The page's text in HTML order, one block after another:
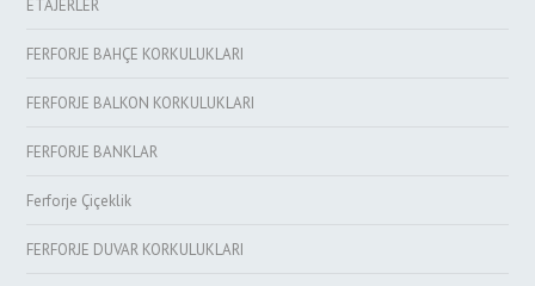
ETAJERLER
FERFORJE BAHÇE KORKULUKLARI
FERFORJE BALKON KORKULUKLARI
FERFORJE BANKLAR
Ferforje Çiçeklik
FERFORJE DUVAR KORKULUKLARI